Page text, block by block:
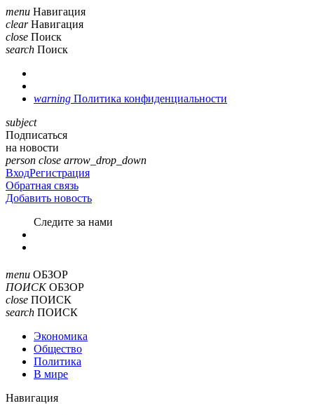
menu Навигация
clear Навигация
close Поиск
search Поиск
warning Политика конфиденциальности
subject
Подписаться
на новости
person close arrow_drop_down
ВходРегистрация
Обратная связь
Добавить новость
Cледите за нами
menu ОБЗОР
ПОИСК ОБЗОР
close ПОИСК
search ПОИСК
Экономика
Общество
Политика
В мире
Навигация